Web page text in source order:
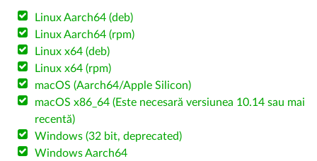
Linux Aarch64 (deb)
Linux Aarch64 (rpm)
Linux x64 (deb)
Linux x64 (rpm)
macOS (Aarch64/Apple Silicon)
macOS x86_64 (Este necesară versiunea 10.14 sau mai
recentă)
Windows (32 bit, deprecated)
Windows Aarch64